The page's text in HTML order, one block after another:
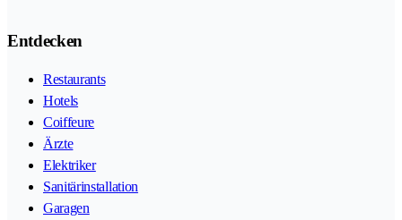
Entdecken
Restaurants
Hotels
Coiffeure
Ärzte
Elektriker
Sanitärinstallation
Garagen